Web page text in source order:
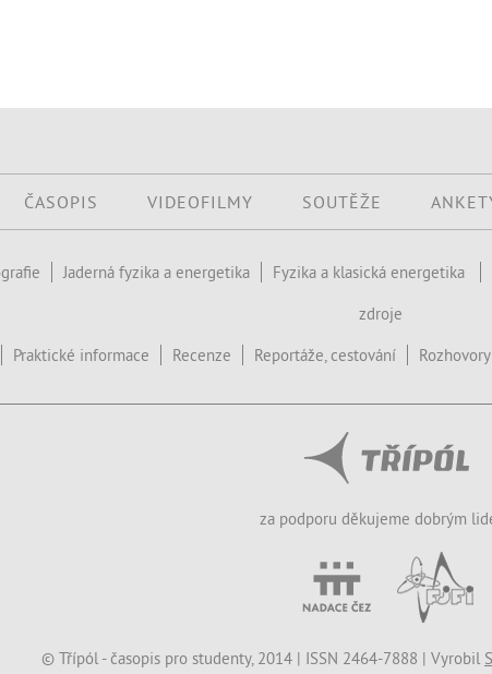
ČASOPIS VIDEOFILMY SOUTĚŽE
Jaderná fyzika a energetika Fyzika a klasická energetika
zdroje
Praktické informace Recenze Reportáže, cestování Rozhovory
za podporu děkujeme dobrým
© Třípól - časopis pro studenty, 2014 | ISSN 2464-7888 | Vyrobil